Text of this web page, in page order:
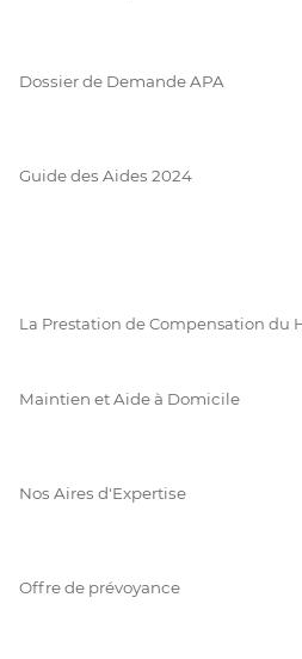
Dossier de Demande APA
Guide des Aides 2024
La Prestation de Compensation du
Maintien et Aide à Domicile
Nos Aires d'Expertise
Offre de prévoyance